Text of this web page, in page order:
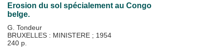
Erosion du sol spécialement au Congo
belge.
G. Tondeur
BRUXELLES : MINISTERE ; 1954
240 p.